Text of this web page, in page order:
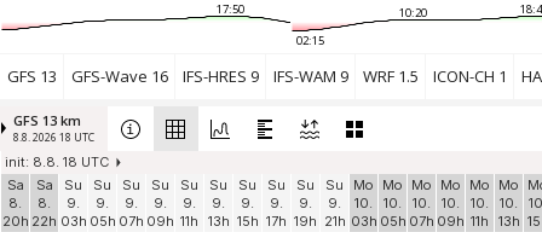
17:50 10:20
02:15
GFS 13 GFS-Wave 16 IFS-HRES 9 IFS-WAM 9 WRF 1.5 ICON-CH 1
GFS 13 km
8.8. 2026 18 UTC
init: 8.8. 18 UTC
Sa
8.
20h
Sa
8.
22h
Su
9.
03h
Su
9.
05h
Su
9.
07h
Su
9.
09h
Su
9.
11h
Su
9.
13h
Su
9.
15h
Su
9.
17h
Su
9.
19h
Su
9.
21h
Mo
10.
03h
Mo
10.
05h
Mo
10.
07h
Mo
10.
09h
Mo
10.
11h
Mo
10.
13h